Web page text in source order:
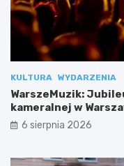
KULTURA WYDARZENIA
WarszeMuzik:
kameralnej w
6 sierpnia 2026